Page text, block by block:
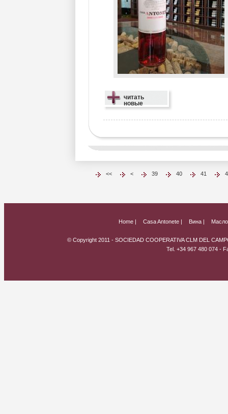
читать
новые
<< < 39 40 41
Home | Casa Antonete | Вина |
© Copyright 2011 - SOCIEDAD COOPERATIVA CLM DEL
Tel. +34 967 480 074 -